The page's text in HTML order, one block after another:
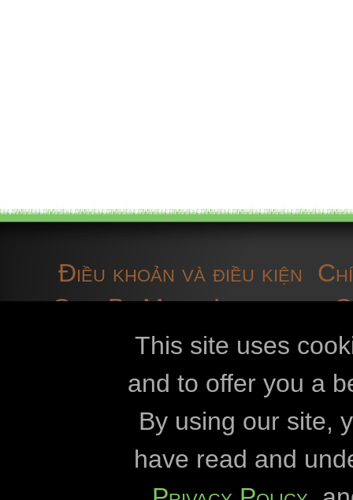
Điều khoản và điều kiện
OpenBioMaps Liên hệ với
quy
phát triển
Đại học
Đại học
This site uses
and to offer you a
By using our site,
have read and